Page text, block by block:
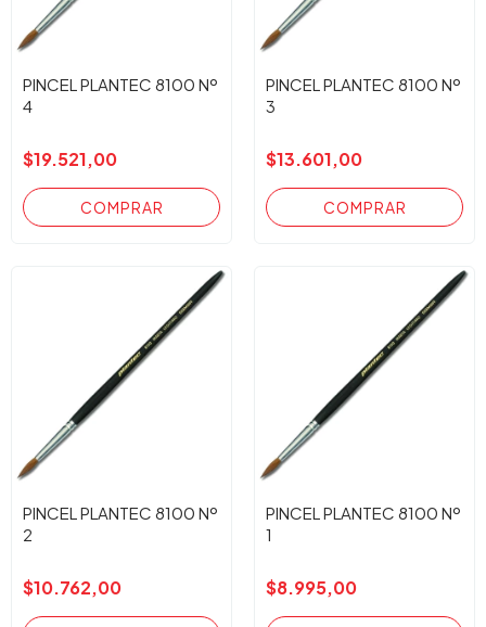
PINCEL PLANTEC 8100 Nº
4
$19.521,00
PINCEL PLANTEC 8100 Nº
3
$13.601,00
PINCEL PLANTEC 8100 Nº
2
$10.762,00
PINCEL PLANTEC 8100 Nº
1
$8.995,00